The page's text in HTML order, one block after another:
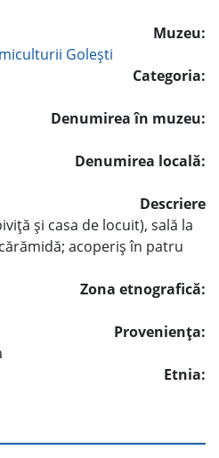
Muzeu:
Goleşti
Categoria:
Denumirea în muzeu:
Denumirea locală:
Descriere
şi casa de locuit), sală la
acoperiş în patru
Zona etnografică:
Provenienţa:
Etnia: